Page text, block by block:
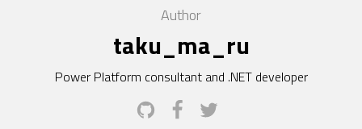
Author
taku_ma_ru
Power Platform consultant and .NET developer